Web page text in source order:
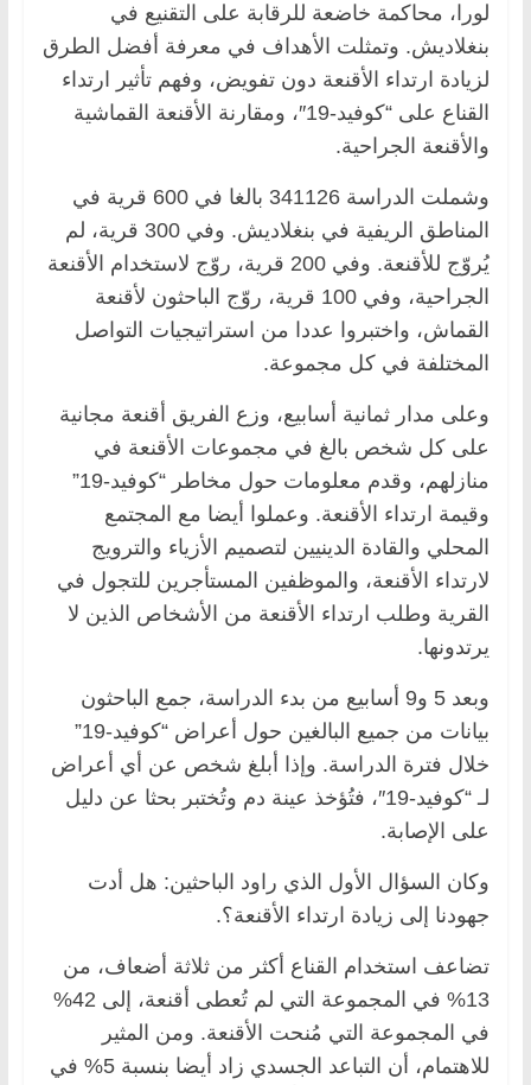
لورا، محاكمة خاضعة للرقابة على التقنيع في
بنغلاديش. وتمثلت الأهداف في معرفة أفضل الطرق
لزيادة ارتداء الأقنعة دون تفويض، وفهم تأثير ارتداء
القناع على “كوفيد-19″، ومقارنة الأقنعة القماشية
والأقنعة الجراحية.
وشملت الدراسة 341126 بالغا في 600 قرية في
المناطق الريفية في بنغلاديش. وفي 300 قرية، لم
يُروّج للأقنعة. وفي 200 قرية، روّج لاستخدام الأقنعة
الجراحية، وفي 100 قرية، روّج الباحثون لأقنعة
القماش، واختبروا عددا من استراتيجيات التواصل
المختلفة في كل مجموعة.
وعلى مدار ثمانية أسابيع، وزع الفريق أقنعة مجانية
على كل شخص بالغ في مجموعات الأقنعة في
منازلهم، وقدم معلومات حول مخاطر “كوفيد-19”
وقيمة ارتداء الأقنعة. وعملوا أيضا مع المجتمع
المحلي والقادة الدينيين لتصميم الأزياء والترويج
لارتداء الأقنعة، والموظفين المستأجرين للتجول في
القرية وطلب ارتداء الأقنعة من الأشخاص الذين لا
يرتدونها.
وبعد 5 و9 أسابيع من بدء الدراسة، جمع الباحثون
بيانات من جميع البالغين حول أعراض “كوفيد-19”
خلال فترة الدراسة. وإذا أبلغ شخص عن أي أعراض
لـ “كوفيد-19″، فتُؤخذ عينة دم وتُختبر بحثا عن دليل
على الإصابة.
وكان السؤال الأول الذي راود الباحثين: هل أدت
جهودنا إلى زيادة ارتداء الأقنعة؟.
تضاعف استخدام القناع أكثر من ثلاثة أضعاف، من
13% في المجموعة التي لم تُعطى أقنعة، إلى 42%
في المجموعة التي مُنحت الأقنعة. ومن المثير
للاهتمام، أن التباعد الجسدي زاد أيضا بنسبة 5% في